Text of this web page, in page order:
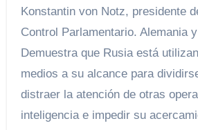
Konstantin von Notz, presidente
Control Parlamentario. Alemania
Demuestra que Rusia está
medios a su alcance para
distraer la atención de otras
inteligencia e impedir su